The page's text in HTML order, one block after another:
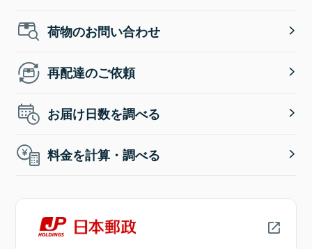
荷物のお問い合わせ
再配達のご依頼
お届け日数を調べる
料金を計算・調べる